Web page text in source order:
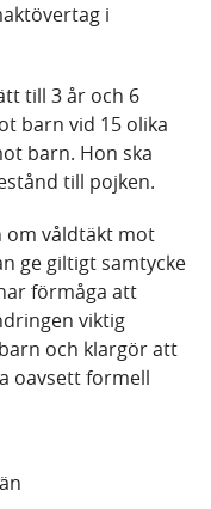
i
till 3 år och 6
barn vid 15 olika
barn. Hon ska
till pojken.
om våldtäkt mot
ge giltigt samtycke
förmåga att
viktig
och klargör att
oavsett formell